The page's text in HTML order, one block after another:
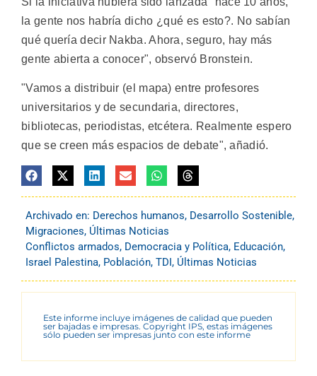
la gente nos habría dicho ¿qué es esto?. No sabían
qué quería decir Nakba. Ahora, seguro, hay más
gente abierta a conocer", observó Bronstein.
"Vamos a distribuir (el mapa) entre profesores
universitarios y de secundaria, directores,
bibliotecas, periodistas, etcétera. Realmente espero
que se creen más espacios de debate", añadió.
Archivado en: Derechos humanos, Desarrollo Sostenible,
Migraciones, Últimas Noticias
Conflictos armados, Democracia y Política, Educación,
Israel Palestina, Población, TDI, Últimas Noticias
Este informe incluye imágenes de calidad que pueden
ser bajadas e impresas. Copyright IPS, estas imágenes
sólo pueden ser impresas junto con este informe